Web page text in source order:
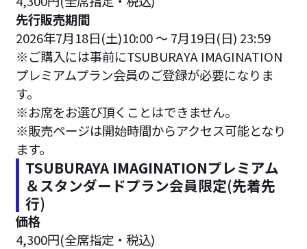
先行販売期間
2026年7月18日(土)10:00 ～ 7月19日(日) 23:59
※ご購入には事前にTSUBURAYA IMAGINATION
プレミアムプラン会員のご登録が必要になりま
す。
※お席をお選び頂くことはできません。
※販売ページは開始時間からアクセス可能となり
ます。
TSUBURAYA IMAGINATIONプレミアム
＆スタンダードプラン会員限定(先着先
行)
価格
4,300円(全席指定・税込)